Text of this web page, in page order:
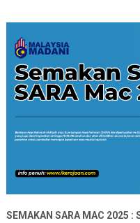
SEMAKAN SARA MAC 2025 :